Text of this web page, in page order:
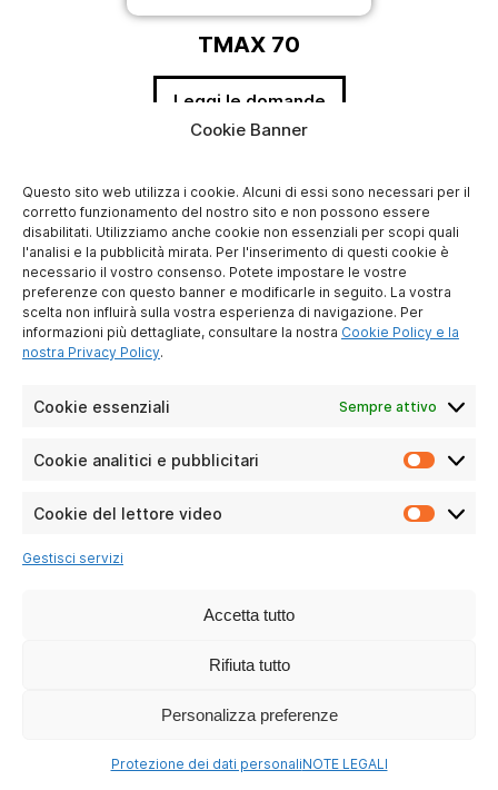
Cookie Banner
Questo sito web utilizza i cookie. Alcuni di essi sono necessari per il
corretto funzionamento del nostro sito e non possono essere
disabilitati. Utilizziamo anche cookie non essenziali per scopi quali
l'analisi e la pubblicità mirata. Per l'inserimento di questi cookie è
necessario il vostro consenso. Potete impostare le vostre
preferenze con questo banner e modificarle in seguito. La vostra
scelta non influirà sulla vostra esperienza di navigazione. Per
informazioni più dettagliate, consultare la nostra Cookie Policy e la
nostra Privacy Policy.
Cookie essenziali Sempre attivo
Cookie analitici e pubblicitari
Cookie
Cookie del lettore video
Cookie
Gestisci servizi
Accetta tutto
Rifiuta tutto
Personalizza preferenze
Protezione dei dati personaliNOTE LEGALI
TMAX 70
Leggi le domande